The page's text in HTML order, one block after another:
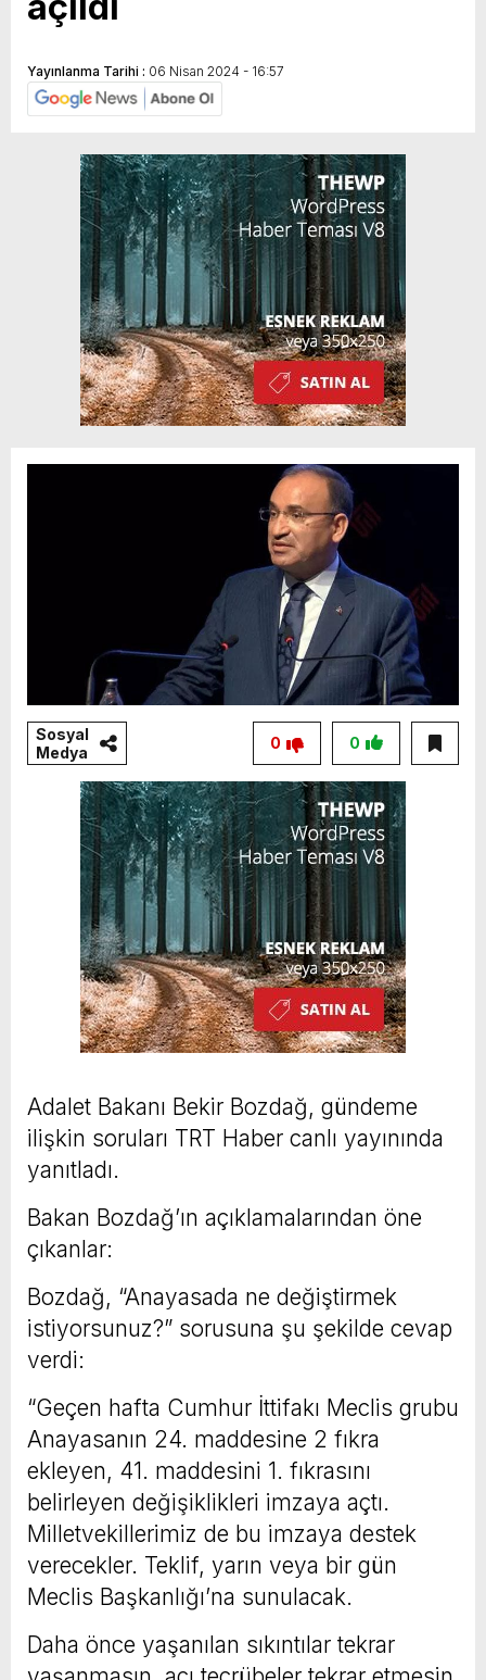
Yayınlanma Tarihi : 06 Nisan 2024 - 16:57
Sosyal
Medya
0
0
Adalet Bakanı Bekir Bozdağ, gündeme
ilişkin soruları TRT Haber canlı yayınında
yanıtladı.
Bakan Bozdağ’ın açıklamalarından öne
çıkanlar:
Bozdağ, “Anayasada ne değiştirmek
istiyorsunuz?” sorusuna şu şekilde cevap
verdi:
“Geçen hafta Cumhur İttifakı Meclis grubu
Anayasanın 24. maddesine 2 fıkra
ekleyen, 41. maddesini 1. fıkrasını
belirleyen değişiklikleri imzaya açtı.
Milletvekillerimiz de bu imzaya destek
verecekler. Teklif, yarın veya bir gün
Meclis Başkanlığı’na sunulacak.
Daha önce yaşanılan sıkıntılar tekrar